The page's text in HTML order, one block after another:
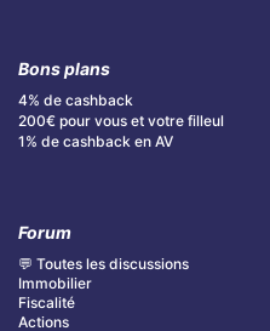
Bons plans
4% de cashback
200€ pour vous et votre filleul
1% de cashback en AV
Forum
💬 Toutes les discussions
Immobilier
Fiscalité
Actions